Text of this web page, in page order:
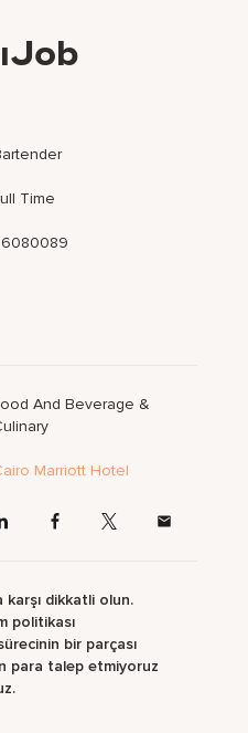
Time
And Beverage &
Marriott Hotel
karşı dikkatli olun.
politikası
bir parçası
para talep etmiyoruz